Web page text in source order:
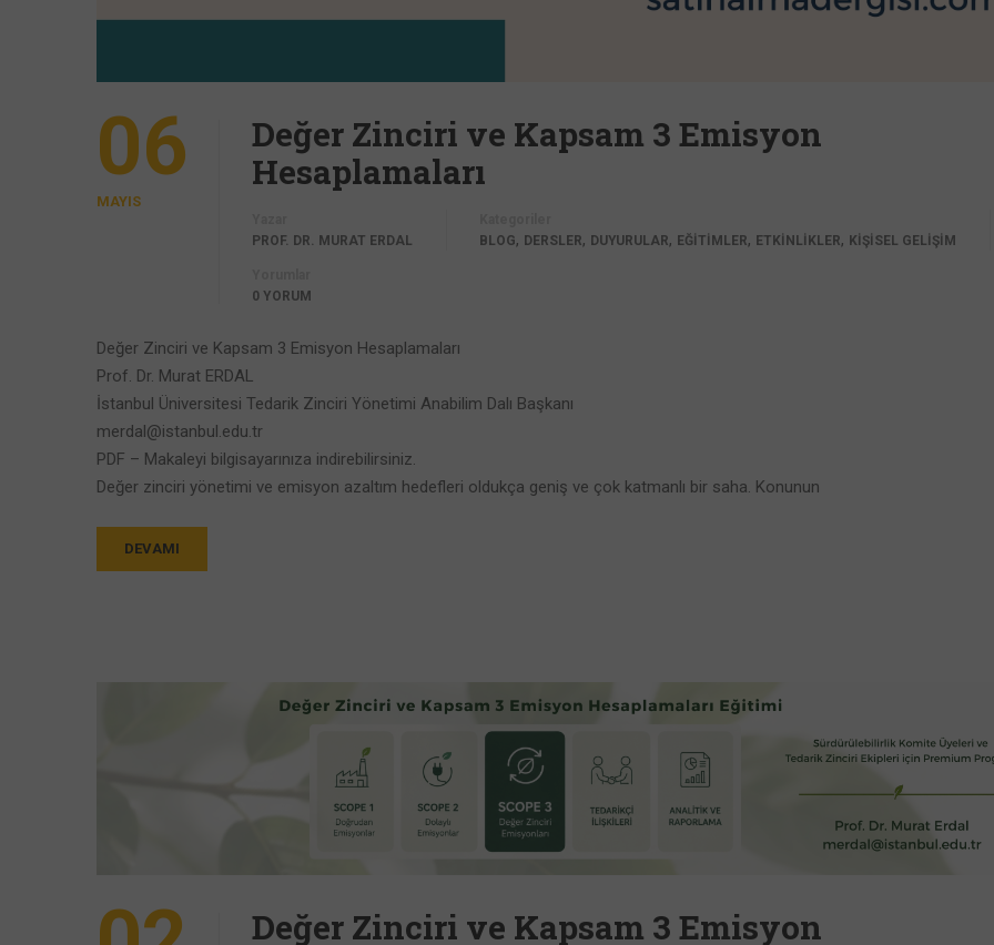
06
MAYIS
Değer Zinciri ve Kapsam 3 Emisyon
Hesaplamaları
PROF. DR. MURAT ERDAL
BLOG, DERSLER, DUYURULAR, EĞİTİMLER, ETKİNLİKLER, KİŞİSEL GELİŞİM
0 YORUM
Değer Zinciri ve Kapsam 3 Emisyon Hesaplamaları
Prof. Dr. Murat ERDAL
İstanbul Üniversitesi Tedarik Zinciri Yönetimi Anabilim Dalı Başkanı
merdal@istanbul.edu.tr
PDF – Makaleyi bilgisayarınıza indirebilirsiniz.
Değer zinciri yönetimi ve emisyon azaltım hedefleri oldukça geniş ve çok katmanlı bir saha. Konunun
DEVAMI
Değer Zinciri ve Kapsam 3 Emisyon